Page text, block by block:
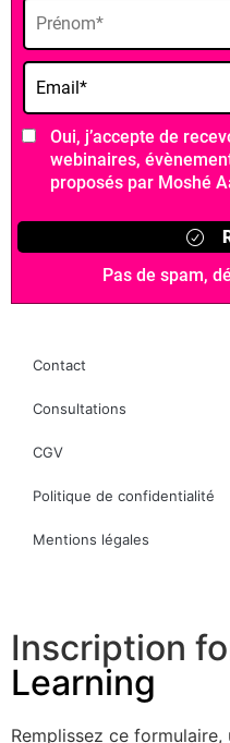
Contact
Consultations
CGV
Politique de confidentialité
Mentions légales
Inscription
Learning
Remplissez ce